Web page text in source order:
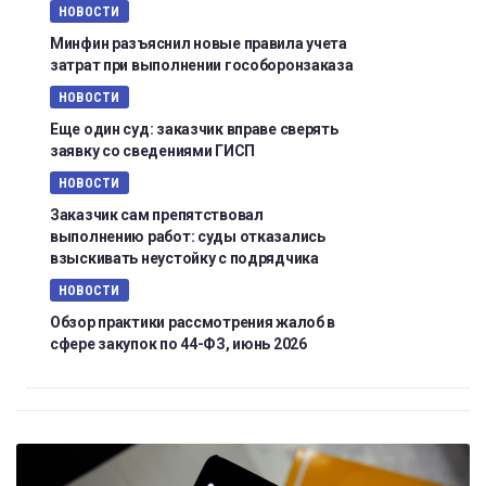
НОВОСТИ
Минфин разъяснил новые правила учета
затрат при выполнении гособоронзаказа
НОВОСТИ
Еще один суд: заказчик вправе сверять
заявку со сведениями ГИСП
НОВОСТИ
Заказчик сам препятствовал
выполнению работ: суды отказались
взыскивать неустойку с подрядчика
НОВОСТИ
Обзор практики рассмотрения жалоб в
сфере закупок по 44-ФЗ, июнь 2026